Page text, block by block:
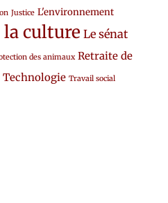
Justice L'environnement
la culture Le sénat
des animaux Retraite de
Technologie Travail social